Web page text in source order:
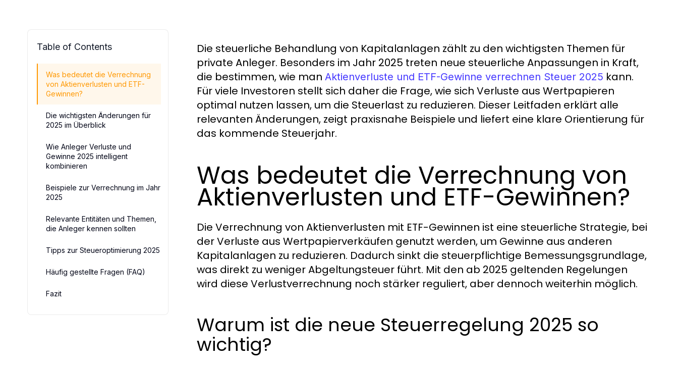
Table of Contents
Was bedeutet die Verrechnung
von Aktienverlusten und ETF-
Gewinnen?
Die wichtigsten Änderungen für
2025 im Überblick
Wie Anleger Verluste und
Gewinne 2025 intelligent
kombinieren
Beispiele zur Verrechnung im Jahr
2025
Relevante Entitäten und Themen,
die Anleger kennen sollten
Tipps zur Steueroptimierung 2025
Häufig gestellte Fragen (FAQ)
Fazit
Die steuerliche Behandlung von Kapitalanlagen zählt zu den wichtigsten Themen für
private Anleger. Besonders im Jahr 2025 treten neue steuerliche Anpassungen in Kraft,
die bestimmen, wie man Aktienverluste und ETF-Gewinne verrechnen Steuer 2025 kann.
Für viele Investoren stellt sich daher die Frage, wie sich Verluste aus Wertpapieren
optimal nutzen lassen, um die Steuerlast zu reduzieren. Dieser Leitfaden erklärt alle
relevanten Änderungen, zeigt praxisnahe Beispiele und liefert eine klare Orientierung für
das kommende Steuerjahr.
Was bedeutet die Verrechnung von
Aktienverlusten und ETF-Gewinnen?
Die Verrechnung von Aktienverlusten mit ETF-Gewinnen ist eine steuerliche Strategie, bei
der Verluste aus Wertpapierverkäufen genutzt werden, um Gewinne aus anderen
Kapitalanlagen zu reduzieren. Dadurch sinkt die steuerpflichtige Bemessungsgrundlage,
was direkt zu weniger Abgeltungsteuer führt. Mit den ab 2025 geltenden Regelungen
wird diese Verlustverrechnung noch stärker reguliert, aber dennoch weiterhin möglich.
Warum ist die neue Steuerregelung 2025 so
wichtig?